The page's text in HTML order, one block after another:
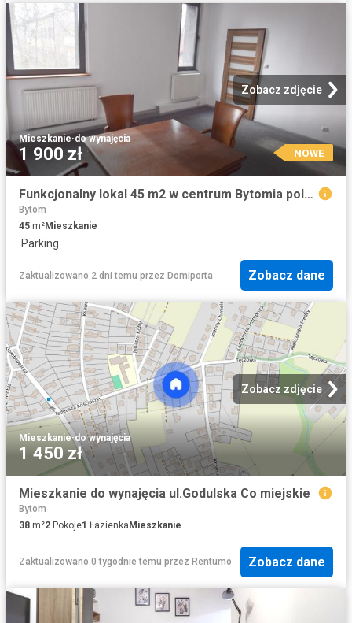
Zobacz zdjęcie
Mieszkanie·do wynajęcia
1 900 zł NOWE
Funkcjonalny lokal 45 m2 w centrum Bytomia polecam!
Bytom
45 m²Mieszkanie
·Parking
Zaktualizowano 2 dni temu przez Domiporta Zobacz dane
Zobacz zdjęcie
Mieszkanie·do wynajęcia
1 450 zł
Mieszkanie do wynajęcia ul.Godulska Co miejskie
Bytom
38 m²2 Pokoje1 ŁazienkaMieszkanie
Zaktualizowano 0 tygodnie temu przez Rentumo Zobacz dane